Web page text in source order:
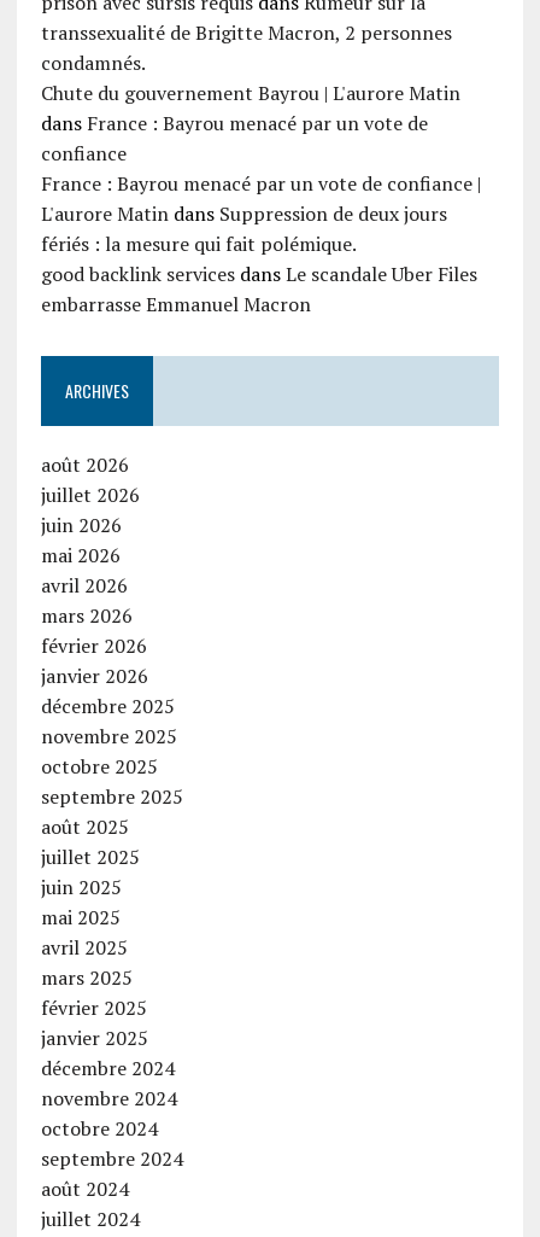
transsexualité de Brigitte Macron, 2 personnes
condamnés.
Chute du gouvernement Bayrou | L'aurore Matin
dans France : Bayrou menacé par un vote de
confiance
France : Bayrou menacé par un vote de confiance |
L'aurore Matindans Suppression de deux jours
fériés : la mesure qui fait polémique.
good backlink servicesdansLe scandale Uber Files
embarrasse Emmanuel Macron
ARCHIVES
août 2026
juillet 2026
juin 2026
mai 2026
avril 2026
mars 2026
février 2026
janvier 2026
décembre 2025
novembre 2025
octobre 2025
septembre 2025
août 2025
juillet 2025
juin 2025
mai 2025
avril 2025
mars 2025
février 2025
janvier 2025
décembre 2024
novembre 2024
octobre 2024
septembre 2024
août 2024
juillet 2024